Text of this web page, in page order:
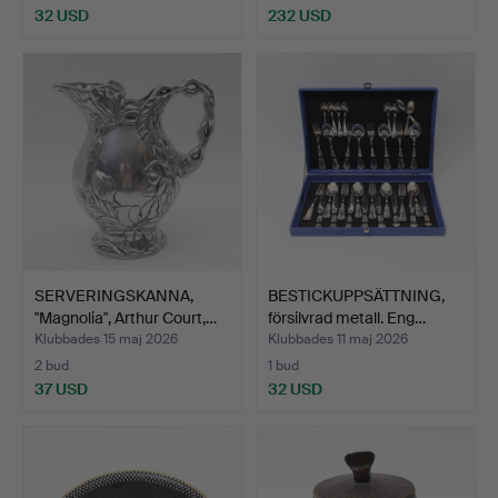
32 USD
232 USD
SERVERINGSKANNA,
"Magnolia", Arthur Court,…
Klubbades 15 maj 2026
2 bud
37 USD
BESTICKUPPSÄTTNING,
försilvrad metall. Eng…
Klubbades 11 maj 2026
1 bud
32 USD